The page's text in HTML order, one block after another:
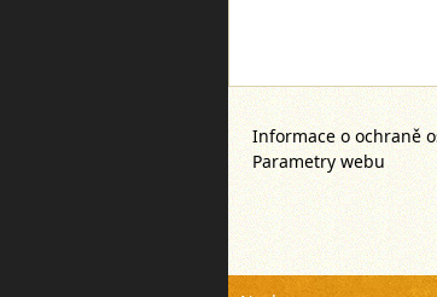
Informace o ochraně
Parametry webu